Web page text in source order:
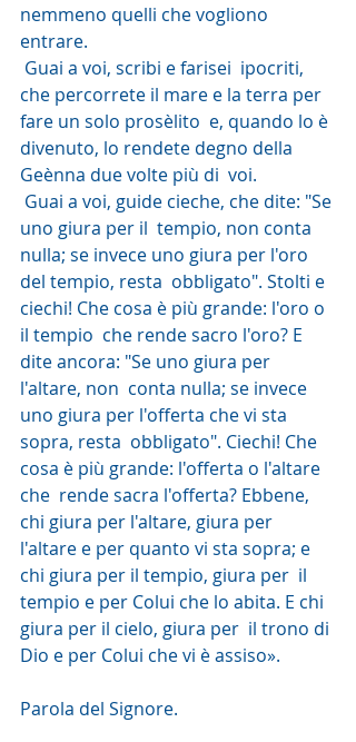
nemmeno quelli che vogliono
entrare.
che percorrete il mare e la terra per
fare un solo prosèlito  e, quando lo è
divenuto, lo rendete degno della
Geènna due volte più di  voi.
uno giura per il  tempio, non conta
nulla; se invece uno giura per l'oro
del tempio, resta  obbligato". Stolti e
ciechi! Che cosa è più grande: l'oro o
il tempio  che rende sacro l'oro? E
dite ancora: "Se uno giura per
l'altare, non  conta nulla; se invece
uno giura per l'offerta che vi sta
sopra, resta  obbligato". Ciechi! Che
cosa è più grande: l'offerta o l'altare
che  rende sacra l'offerta? Ebbene,
chi giura per l'altare, giura per
l'altare e per quanto vi sta sopra; e
chi giura per il tempio, giura per  il
tempio e per Colui che lo abita. E chi
giura per il cielo, giura per  il trono di
Dio e per Colui che vi è assiso».
Parola del Signore.